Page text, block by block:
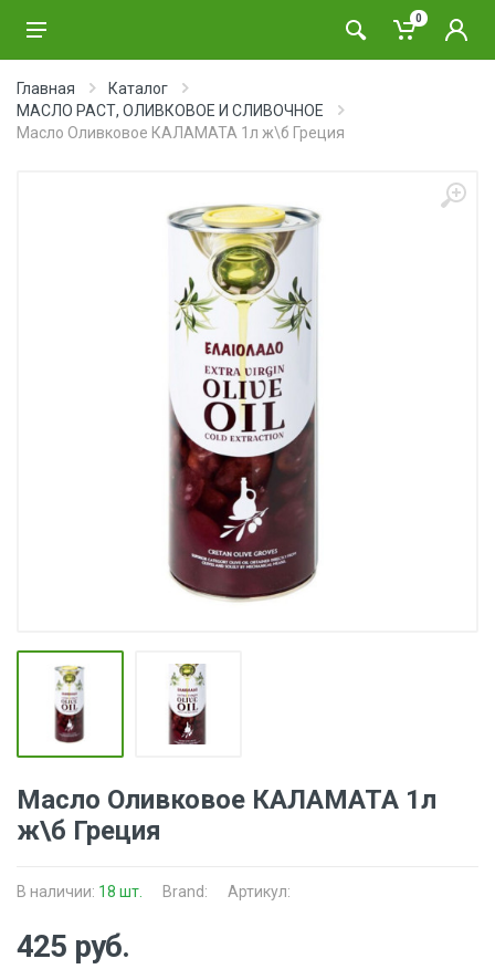
0
Главная
Каталог
МАСЛО РАСТ, ОЛИВКОВОЕ И СЛИВОЧНОЕ
Масло Оливковое КАЛАМАТА 1л ж\б Греция
Масло Оливковое КАЛАМАТА 1л
ж\б Греция
В наличии: 18 шт. Brand: Артикул:
425 руб.